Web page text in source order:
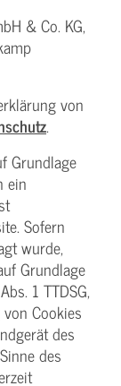
& Co. KG,
von
.
Grundlage
ein
Sofern
wurde,
Grundlage
1 TTDSG,
Cookies
des
des